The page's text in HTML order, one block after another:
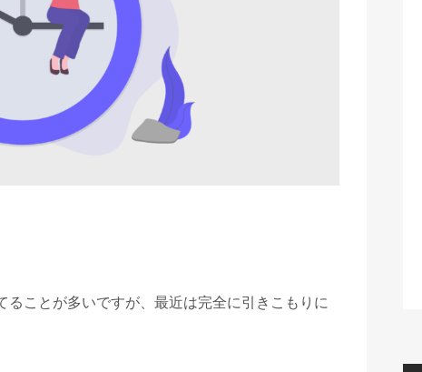
ことが多いですが、最近は完全に引きこもりに